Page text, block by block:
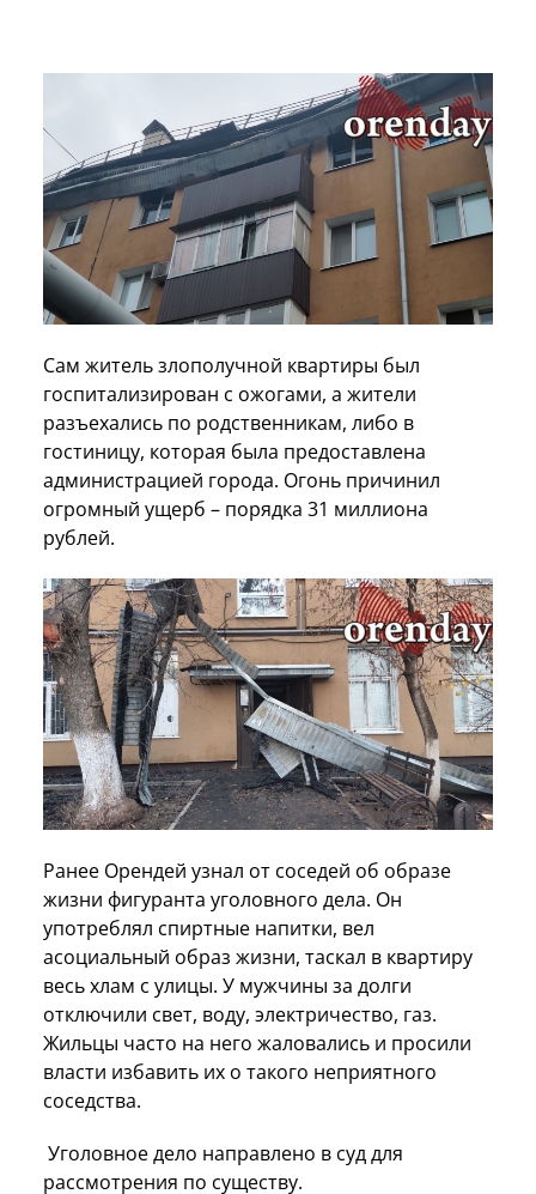
Сам житель злополучной квартиры был
госпитализирован с ожогами, а жители
разъехались по родственникам, либо в
гостиницу, которая была предоставлена
администрацией города. Огонь причинил
огромный ущерб – порядка 31 миллиона
рублей.
Ранее Орендей узнал от соседей об образе
жизни фигуранта уголовного дела. Он
употреблял спиртные напитки, вел
асоциальный образ жизни, таскал в квартиру
весь хлам с улицы. У мужчины за долги
отключили свет, воду, электричество, газ.
Жильцы часто на него жаловались и просили
власти избавить их о такого неприятного
соседства.
Уголовное дело направлено в суд для
рассмотрения по существу.